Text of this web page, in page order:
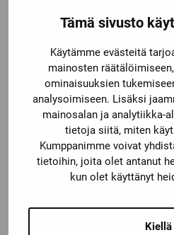
Tämä sivusto
Käytämme evästeitä
mainosten
ominaisuuksien
analysoimiseen. Lisäksi
mainosalan ja analytiikka-
tietoja siitä, miten
Kumppanimme voivat
tietoihin, joita olet antanut
kun olet käyttänyt
Kiellä
Me olemme ABB:n
kumppani. Meiltä saat aina
myös asiantuntevaa teknistä
pelkkää tuotemyyntiä vaan
LISÄTIETOJA